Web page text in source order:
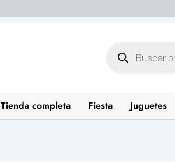
productos
Tienda completa Fiesta Juguetes